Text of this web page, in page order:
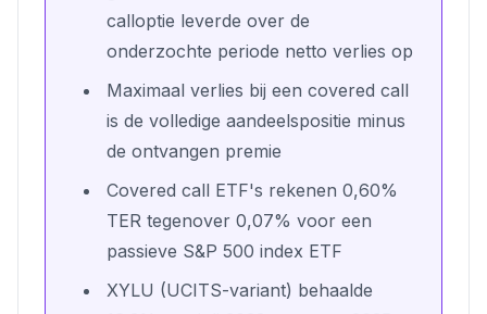
calloptie leverde over de
onderzochte periode netto verlies op
Maximaal verlies bij een covered call
is de volledige aandeelspositie minus
de ontvangen premie
Covered call ETF's rekenen 0,60%
TER tegenover 0,07% voor een
passieve S&P 500 index ETF
XYLU (UCITS-variant) behaalde